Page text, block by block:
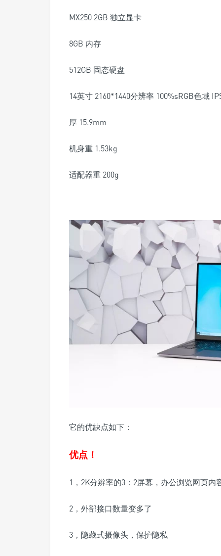
MX250 2GB 独立显卡
8GB 内存
512GB 固态硬盘
14英寸 2160*1440分辨率 100%sRGB色域
厚 15.9mm
机身重 1.53kg
适配器重 200g
它的优缺点如下：
优点！
1，2K分辨率的3：2屏幕，办公浏览网页内
2，外部接口数量变多了
3， 隐藏式摄像头，保护隐私